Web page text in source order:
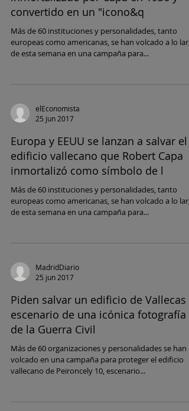
convertido en un "icono&q
Más de 60 instituciones y personalidades, tanto
europeas como americanas, se han volcado a lo
de esta semana en una campaña para...
elEconomista
25 jun 2017
Europa y EEUU se lanzan a salvar el
edificio vallecano que Robert Capa
inmortalizó como símbolo de l
Más de 60 instituciones y personalidades, tanto
europeas como americanas, se han volcado a lo
de esta semana en una campaña para...
MadridDiario
25 jun 2017
Piden salvar un edificio de Vallecas
escenario de una icónica fotografía
de la Guerra Civil
Más de 60 organizaciones y personalidades se han
volcado en una campaña para proteger el edificio
vallecano de Peironcely 10, escenario...